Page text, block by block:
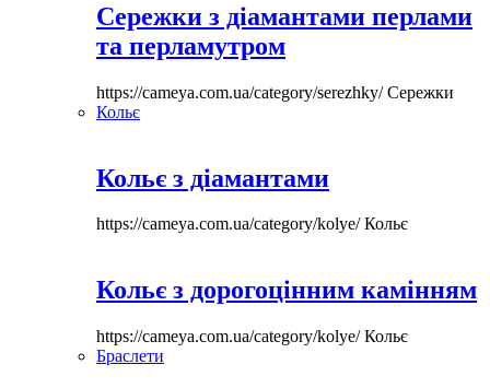
Сережки з діамантами перлами
та перламутром
https://cameya.com.ua/category/serezhky/Сережки
Кольє
Кольє з діамантами
https://cameya.com.ua/category/kolye/Кольє
Кольє з дорогоцінним камінням
https://cameya.com.ua/category/kolye/Кольє
Браслети